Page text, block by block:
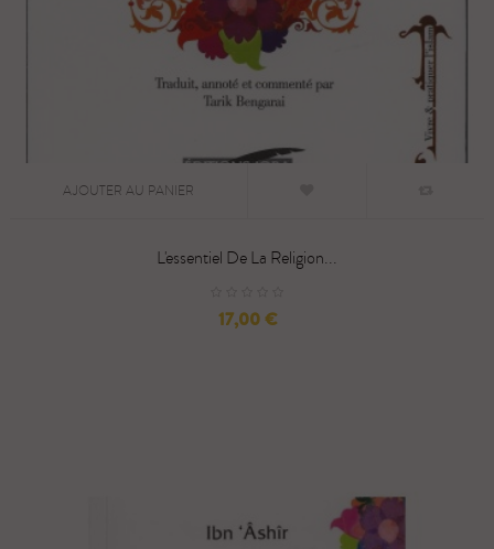
AJOUTER AU PANIER
L'essentiel De La Religion...
Prix
17,00 €